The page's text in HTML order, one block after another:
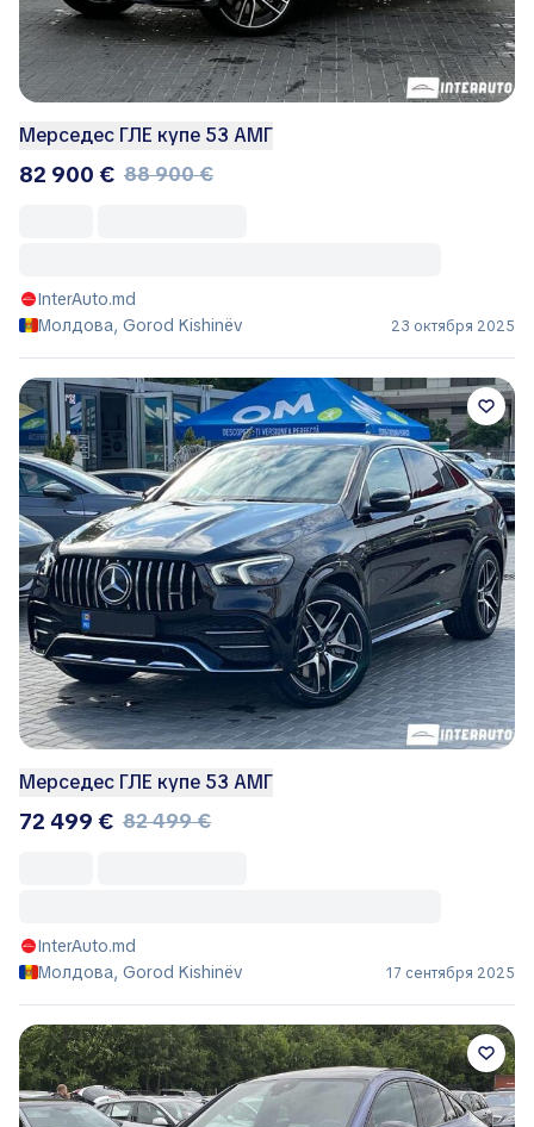
Мерседес ГЛЕ купе 53 АМГ
82 900 € 88 900 €
InterAuto.md
Молдова, Gorod Kishinëv
23 октября 2025
Мерседес ГЛЕ купе 53 АМГ
72 499 € 82 499 €
InterAuto.md
Молдова, Gorod Kishinëv
17 сентября 2025